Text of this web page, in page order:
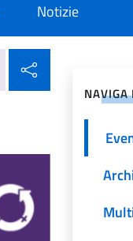
Notizie
NAVIGA